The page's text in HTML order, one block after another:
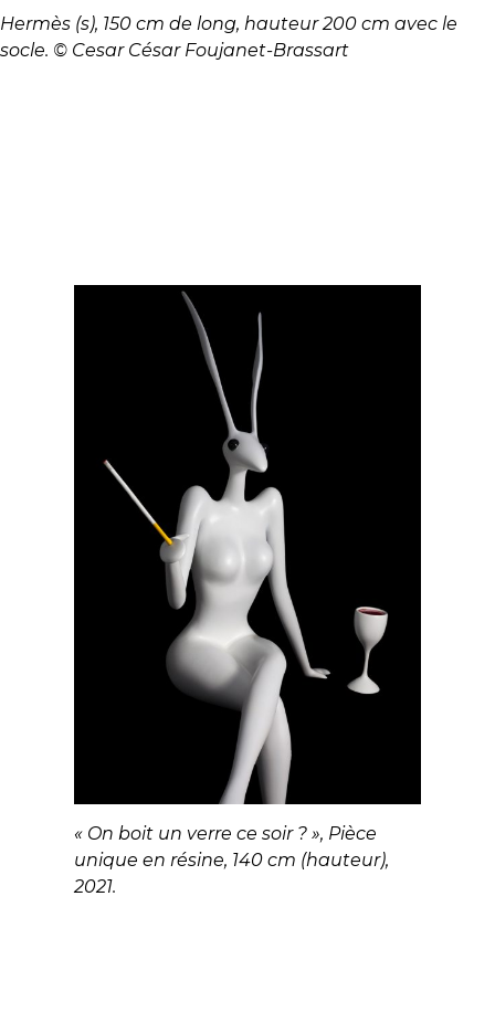
Hermès (s), 150 cm de long, hauteur 200 cm avec le
socle. © Cesar César Foujanet-Brassart
« On boit un verre ce soir ? », Pièce
unique en résine, 140 cm (hauteur),
2021.